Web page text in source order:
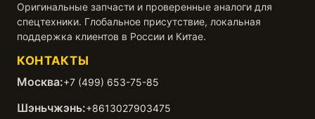
Оригинальные запчасти и проверенные аналоги для
спецтехники. Глобальное присутствие, локальная
поддержка клиентов в России и Китае.
КОНТАКТЫ
Москва:+7 (499) 653-75-85
Шэньчжэнь:+8613027903475